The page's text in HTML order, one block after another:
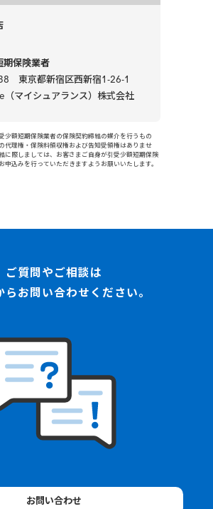
期保険業者
東京都新宿区西新宿1-26-1
（マイシュアランス）株式会社
少額短期保険業者の保険契約締結の媒介を行うもの
代理権・保険料領収権および告知受領権はありませ
に際しましては、お客さまご自身が引受少額短期保険
申込みを行っていただきますようお願いいたします。
ご質問やご相談は
らお問い合わせください。
お問い合わせ